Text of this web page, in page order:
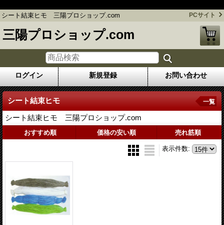
シート結束ヒモ 三陽プロショップ.com PCサイト
三陽プロショップ.com
ログイン 新規登録 お問い合わせ
シート結束ヒモ
シート結束ヒモ 三陽プロショップ.com
一覧
おすすめ順 価格の安い順 売れ筋順
表示件数: